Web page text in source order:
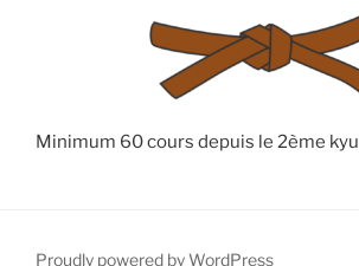
Minimum 60 cours depuis le 2ème kyu
Proudly powered by WordPress